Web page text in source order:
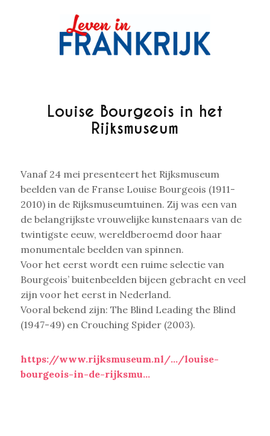
Louise Bourgeois in het
Rijksmuseum
Vanaf 24 mei presenteert het Rijksmuseum
beelden van de Franse Louise Bourgeois (1911-
2010) in de Rijksmuseumtuinen. Zij was een van
de belangrijkste vrouwelijke kunstenaars van de
twintigste eeuw, wereldberoemd door haar
monumentale beelden van spinnen.
Voor het eerst wordt een ruime selectie van
Bourgeois’ buitenbeelden bijeen gebracht en veel
zijn voor het eerst in Nederland.
Vooral bekend zijn: The Blind Leading the Blind
(1947-49) en Crouching Spider (2003).
https://www.rijksmuseum.nl/…/louise-
bourgeois-in-de-rijksmu…